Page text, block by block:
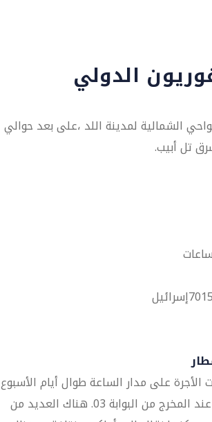
الدولي
الشمالية لمدينة اللد ،على بعد حوالي
إسرائيل
على مدار الساعة طوال أيام الأسبوع
في الطابق الأرضي عند المخرج من البوابة 03. هناك العديد من